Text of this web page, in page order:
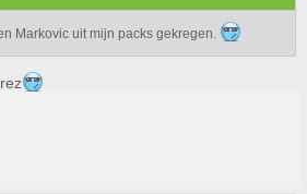
Markovic uit mijn packs gekregen.